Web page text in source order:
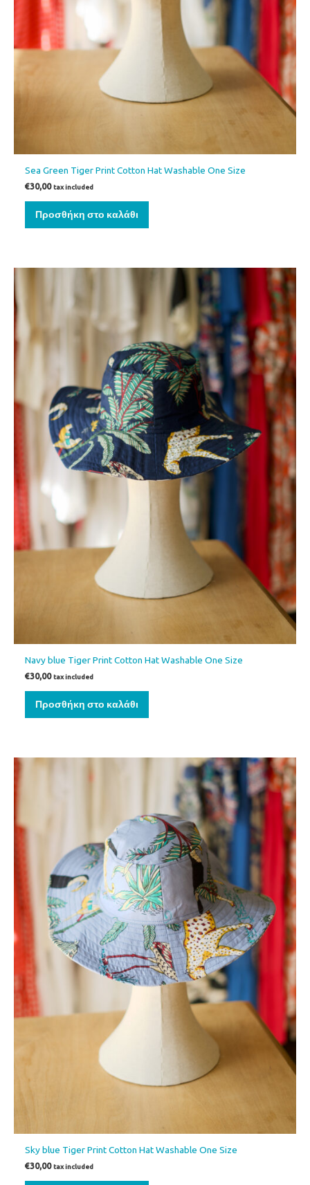
Sea Green Tiger Print Cotton Hat Washable One Size
€30,00 tax included
Προσθήκη στο καλάθι
Navy blue Tiger Print Cotton Hat Washable One Size
€30,00 tax included
Προσθήκη στο καλάθι
Sky blue Tiger Print Cotton Hat Washable One Size
€30,00 tax included